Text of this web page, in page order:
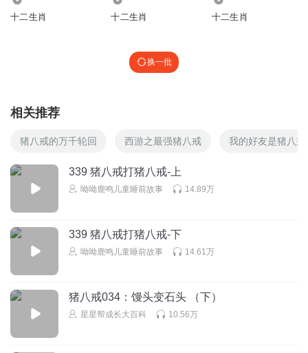
十二生肖 十二生肖 十二生肖
换一批
相关推荐
猪八戒的万千轮回 西游之最强猪八戒 我的好友是猪八戒
339 猪八戒打猪八戒-上
呦呦鹿鸣儿童睡前故事 14.89万
339 猪八戒打猪八戒-下
呦呦鹿鸣儿童睡前故事 14.61万
猪八戒034：馒头变石头 （下）
星星帮成长大百科 10.56万